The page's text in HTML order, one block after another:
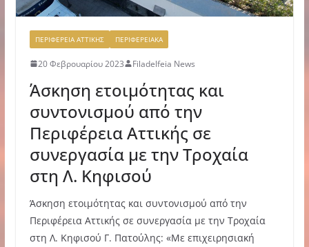
ΠΕΡΙΦΕΡΕΙΑ ΑΤΤΙΚΗΣ ΠΕΡΙΦΕΡΕΙΑΚΑ
20 Φεβρουαρίου 2023 Filadelfeia News
Άσκηση ετοιμότητας και
συντονισμού από την
Περιφέρεια Αττικής σε
συνεργασία με την Τροχαία
στη Λ. Κηφισού
Άσκηση ετοιμότητας και συντονισμού από την
Περιφέρεια Αττικής σε συνεργασία με την Τροχαία
στη Λ. Κηφισού Γ. Πατούλης: «Με επιχειρησιακή